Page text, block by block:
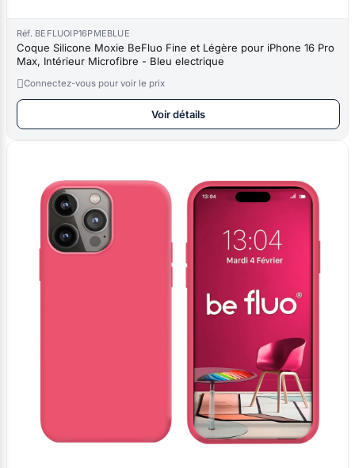
Réf. BEFLUOIP16PMEBLUE
Coque Silicone Moxie BeFluo Fine et Légère pour iPhone 16 Pro
Max, Intérieur Microfibre - Bleu electrique
Connectez-vous pour voir le prix
Voir détails